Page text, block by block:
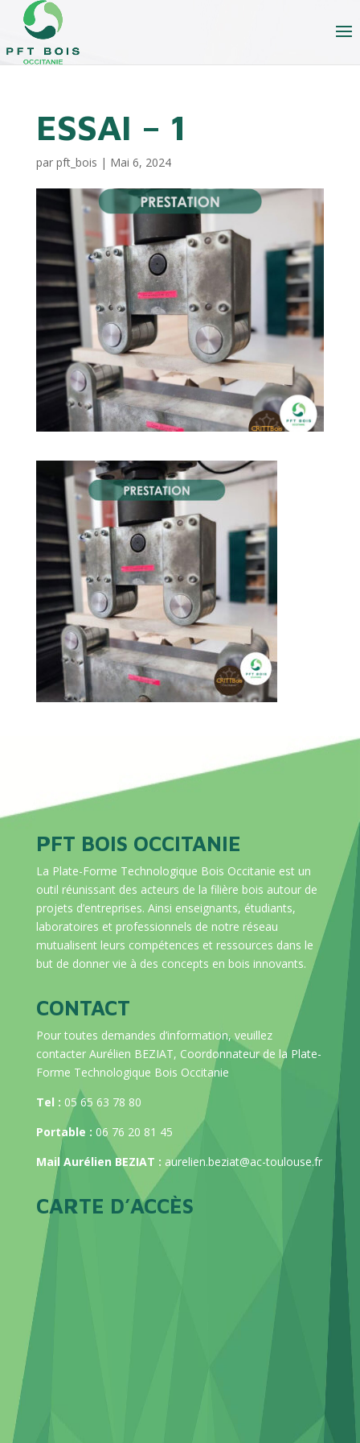
ESSAI – 1
par pft_bois | Mai 6, 2024
PFT BOIS OCCITANIE
La Plate-Forme Technologique Bois Occitanie est un
outil réunissant des acteurs de la filière bois autour de
projets d’entreprises. Ainsi enseignants, étudiants,
laboratoires et professionnels de notre réseau
mutualisent leurs compétences et ressources dans le
but de donner vie à des concepts en bois innovants.
CONTACT
Pour toutes demandes d’information, veuillez
contacter Aurélien BEZIAT, Coordonnateur de la Plate-
Forme Technologique Bois Occitanie
Tel : 05 65 63 78 80
Portable : 06 76 20 81 45
Mail Aurélien BEZIAT : aurelien.beziat@ac-toulouse.fr
CARTE D’ACCÈS